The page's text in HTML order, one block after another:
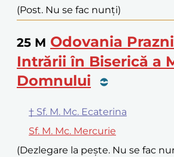
(Post. Nu se fac nunți)
25 M Odovania
Intrării în Biserică a
Domnului
† Sf. M. Mc. Ecaterina
Sf. M. Mc. Mercurie
(Dezlegare la pește. Nu se fac